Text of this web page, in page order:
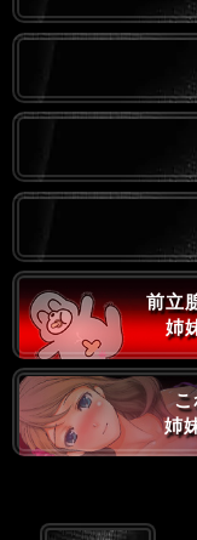
前立
姉
姉